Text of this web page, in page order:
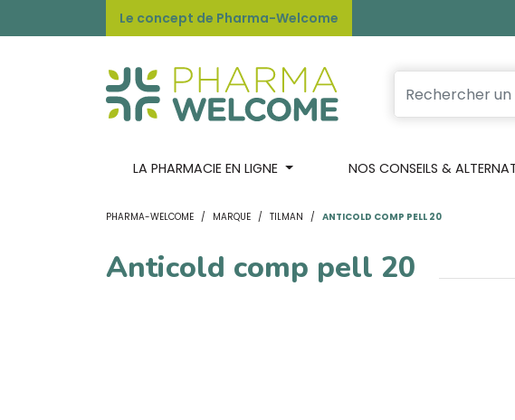
Le concept de Pharma-Welcome
LA PHARMACIE EN LIGNE NOS CONSEILS &
PHARMA-WELCOME MARQUE TILMAN ANTICOLD COMP PELL 20
Anticold comp pell 20